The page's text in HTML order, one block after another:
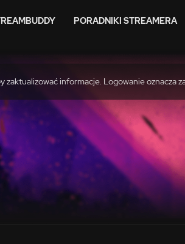
PORADNIKI STREAMERA
zaktualizować informacje. Logowanie oznacza